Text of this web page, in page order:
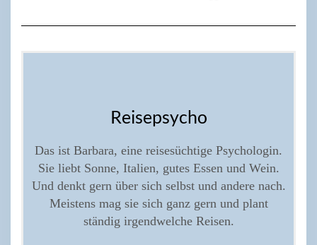
Reisepsycho
Das ist Barbara, eine reisesüchtige Psychologin.
Sie liebt Sonne, Italien, gutes Essen und Wein.
Und denkt gern über sich selbst und andere nach.
Meistens mag sie sich ganz gern und plant
ständig irgendwelche Reisen.